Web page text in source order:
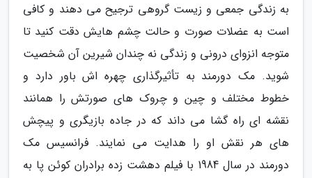
به زندگی جمعی و زیست گروهی ترجیح می دهند و کافی
است به عضلات صورت و حالت چشم هایش دقت کنید تا
متوجه انزوای درونی و زندگی نه چندان شیرین آن شخصیت
شوید. مک دورمند به تأثیرگذاری چهره اش باور دارد و
خطوط مختلف و چین و چروک های صورتش را همانند
نقشه ای راه گشا می داند که در جاده بازیگری و پیچش
های هر نقش او را هدایت می نمایند. فرانسیس مک
دورمند در سال 1984 با فیلم دهشت زده برادران کوئن پا به